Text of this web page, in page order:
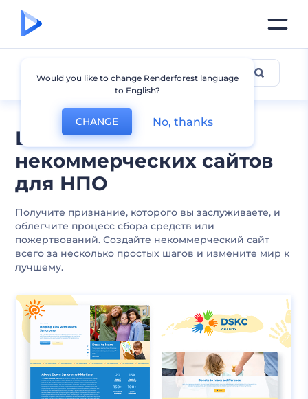
Шаблоны
некоммерческих сайтов
для НПО
Получите признание, которого вы заслуживаете, и
облегчите процесс сбора средств или
пожертвований. Создайте некоммерческий сайт
всего за несколько простых шагов и измените мир к
лучшему.
Некоммерческий
Would you like to change Renderforest language
to English?
CHANGE No, thanks